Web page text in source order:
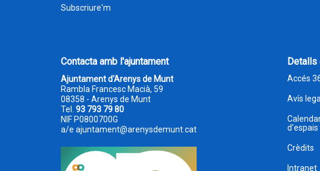
Subscriure'm
Contacta amb l'ajuntament
Ajuntament d'Arenys de Munt
Rambla Francesc Macià, 59
08358 - Arenys de Munt
Tel. 93 793 79 80
NIF P0800700G
a/e ajuntament@arenysdemunt.cat
Detalls
Accés
Avís legal
d'espais
Crèdits
Intranet